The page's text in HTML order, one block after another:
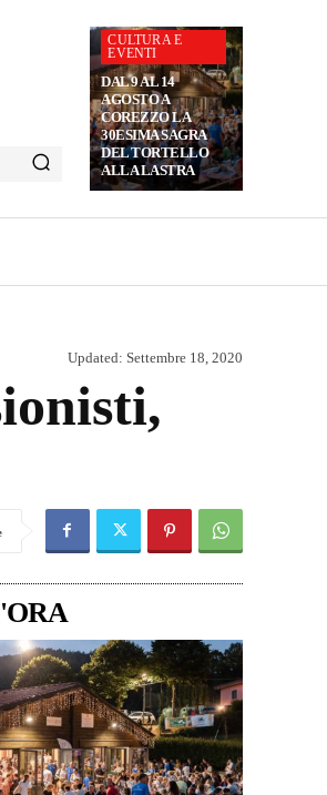
CULTURA E
EVENTI
DAL 9 AL 14
AGOSTO A
COREZZO LA
30ESIMA SAGRA
DEL TORTELLO
ALLA LASTRA
Updated: Settembre 18, 2020